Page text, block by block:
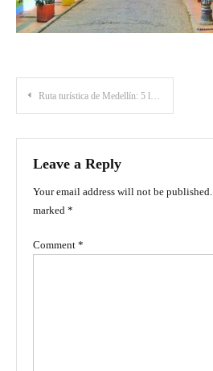
Post
navigation
Ruta turística de Medellín: 5 lugares que todo viajero debe conocer en la ciudad
Leave a Reply
Your email address will not be published.
marked *
Comment *